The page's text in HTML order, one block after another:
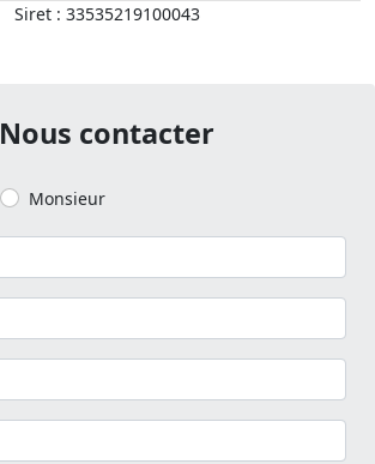
Siret : 33535219100043
Nous contacter
Monsieur